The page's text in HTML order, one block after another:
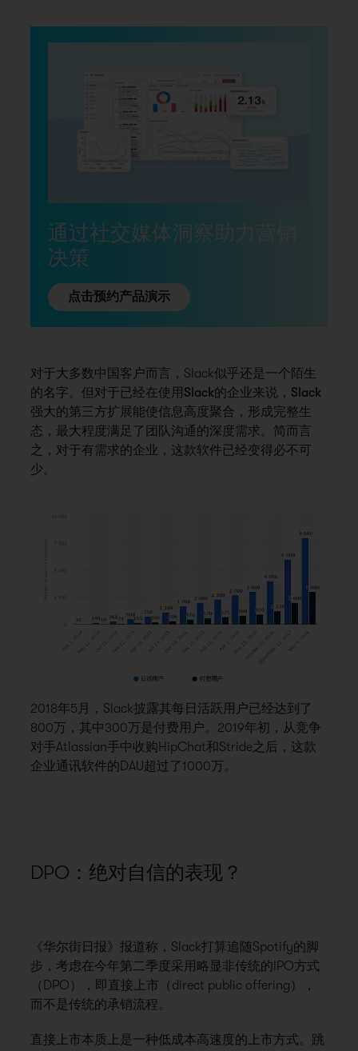
通过社交媒体洞察助力营销
决策
点击预约产品演示
对于大多数中国客户而言，Slack似乎还是一个陌生
的名字。但对于已经在使用Slack的企业来说，Slack
强大的第三方扩展能使信息高度聚合，形成完整生
态，最大程度满足了团队沟通的深度需求。 简而言
之，对于有需求的企业，这款软件已经变得必不可
少。
2018年5月，Slack披露其每日活跃用户已经达到了
800万，其中300万是付费用户。2019年初，从竞争
对手Atlassian手中收购HipChat和Stride之后，这款
企业通讯软件的DAU超过了1000万。
DPO：绝对自信的表现？
《华尔街日报》报道称，Slack打算追随Spotify的脚
步，考虑在今年第二季度采用略显非传统的IPO方式
（DPO），即直接上市（direct public offering），
而不是传统的承销流程。
直接上市本质上是一种低成本高速度的上市方式 。跳